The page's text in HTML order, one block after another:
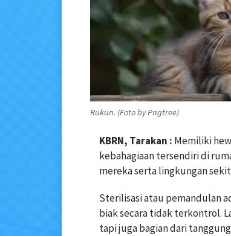
Rukun. (Foto by Pngtree)
KBRN, Tarakan : Memiliki
kebahagiaan tersendiri di
mereka serta lingkungan
Sterilisasi atau pemandulan
biak secara tidak terkontrol.
tapi juga bagian dari